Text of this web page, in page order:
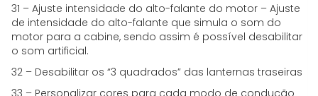
31 – Ajuste intensidade do alto-falante do motor – Ajuste
de intensidade do alto-falante que simula o som do
motor para a cabine, sendo assim é possível desabilitar
o som artificial.
32 – Desabilitar os “3 quadrados” das lanternas traseiras
33 – Personalizar cores para cada modo de condução